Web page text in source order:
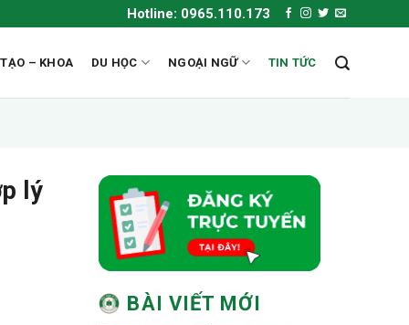
Hotline: 0965.110.173
– KHOA DU HỌC NGOẠI NGỮ TIN TỨC
lý
BÀI VIẾT MỚI